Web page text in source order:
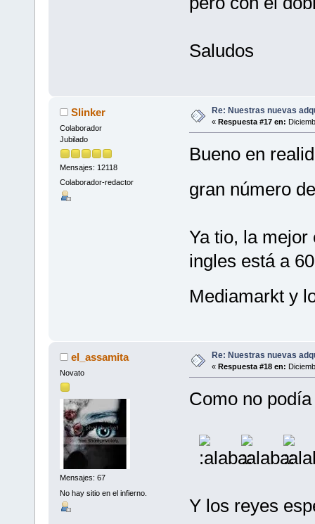
Saludos
Slinker
Colaborador
Jubilado
Mensajes: 12118
Colaborador-redactor
Re: Nuestras nuevas
« Respuesta #17 en:
Bueno en
gran número
Ya tio, la
ingles está a
Mediamarkt y
el_assamita
Novato
Mensajes: 67
No hay sitio en el infierno.
Re: Nuestras nuevas
« Respuesta #18 en:
Como no
Y los reyes